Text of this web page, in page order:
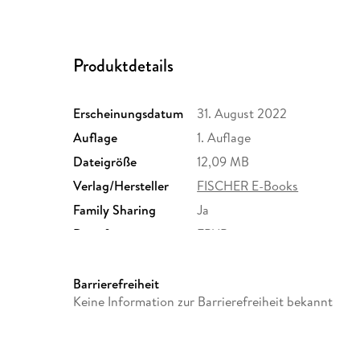
Produktdetails
Erscheinungsdatum 31. August 2022
Auflage
1. Auflage
Dateigröße
12,09 MB
Verlag/Hersteller
FISCHER E-Books
Family Sharing
Ja
Dateiformat
EPUB
Barrierefreiheit
Keine Information zur Barrierefreiheit bekannt